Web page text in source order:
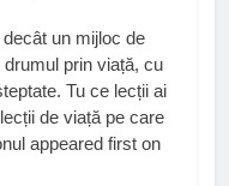
un mijloc de
prin viață, cu
Tu ce lecții ai
de viață pe care
appeared first on